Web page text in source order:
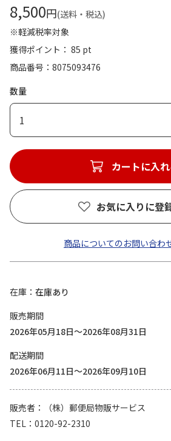
8,500円(送料・税込)
※軽減税率対象
獲得ポイント： 85 pt
商品番号
8075093476
数量
1
カートに入
お気に入りに登
商品についてのお問い合わ
在庫
在庫あり
販売期間
2026年05月18日～2026年08月31日
配送期間
2026年06月11日～2026年09月10日
販売者
（株）郵便局物販サービス
TEL
0120-92-2310